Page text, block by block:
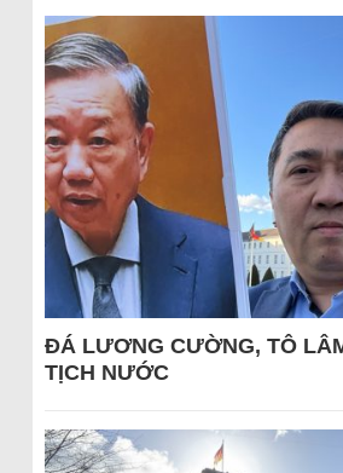
ĐÁ LƯƠNG CƯỜNG, TÔ
TỊCH NƯỚC